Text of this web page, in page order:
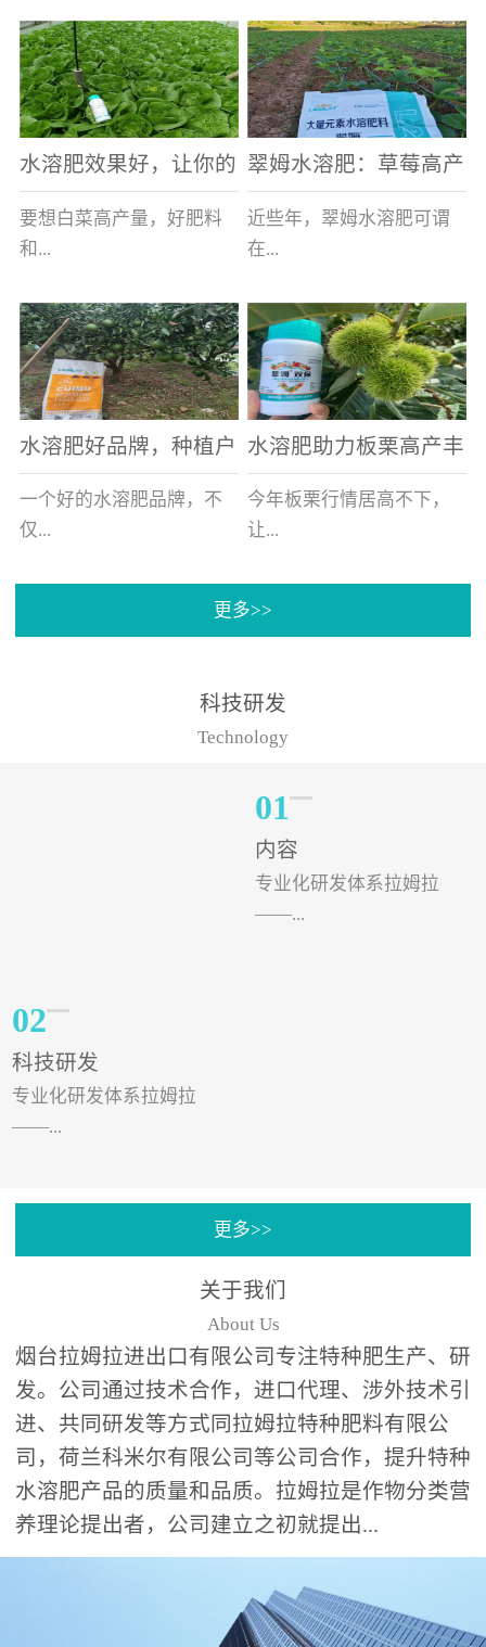
南走访时，发现当地许多
蔬菜产区，老棚数量占多
数，连年的重茬、土壤板
结等原因，导致土壤差，
作物根系...
，也是山东窦大哥开心的
时刻，从一大早接到收购
商的电话，就开始在草莓
大棚里忙碌。为什么窦大
哥家的草...
水溶肥效果好，让你的
白菜增产不是问题
要想白菜高产量，好肥料
和...
好的技术管理缺一不可，
相信广大白菜种植户们都
深有体会。今天就一起来
看看，什么样的水溶肥可
以让你的...
翠姆水溶肥：草莓高产
的好帮手
近些年，翠姆水溶肥可谓
在...
河北草莓区域话题不减，
不但在草莓上表现效果明
显，使用的种植户更是越
来越多。今天，借此机
会，一起来...
水溶肥好品牌，种植户
纷纷为“翠姆“点赞
一个好的水溶肥品牌，不
仅...
帮助作物增产增收，更要
实力。今天要讲的水溶肥
水溶肥助力板栗高产丰
产
今年板栗行情居高不下，
让...
许多板栗种植户都获得了
有位王大姐今年使用一款
非常火爆...
更多>>
科技研发
Technology
01
内容
专业化研发体系拉姆拉
——...
02
科技研发
专业化研发体系拉姆拉
——...
分中心”的科研开发系统，
更多>>
关于我们
About Us
烟台拉姆拉进出口有限公司专注特种肥生产、研
发。公司通过技术合作，进口代理、涉外技术引
进、共同研发等方式同拉姆拉特种肥料有限公
司，荷兰科米尔有限公司等公司合作，提升特种
水溶肥产品的质量和品质。拉姆拉是作物分类营
养理论提出者，公司建立之初就提出...